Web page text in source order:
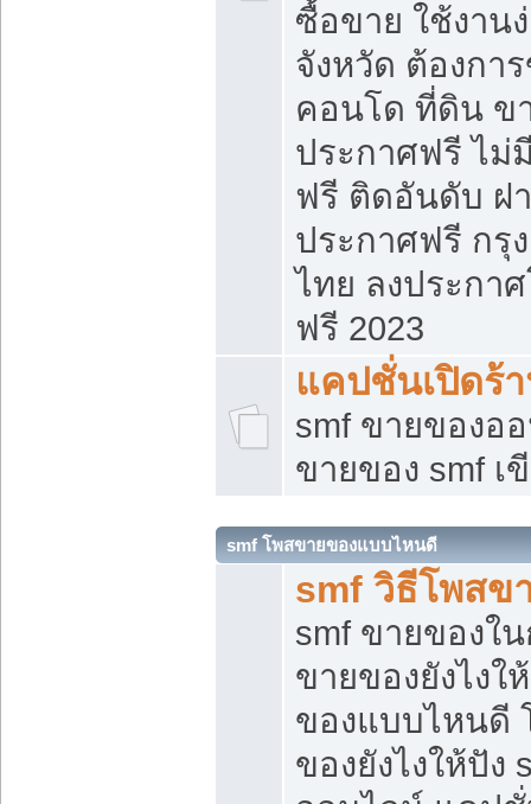
ซื้อขาย ใช้งาน
จังหวัด ต้องกา
คอนโด ที่ดิน ข
ประกาศฟรี ไม่
ฟรี ติดอันดับ ฝ
ประกาศฟรี กรุ
ไทย ลงประกา
ฟรี 2023
แคปชั่นเปิดร้
smf ขายของอ
ขายของ smf เ
smf โพสขายของแบบไหนดี
smf วิธีโพสข
smf ขายของใ
ขายของยังไง
ของแบบไหนดี
ของยังไงให้ปั